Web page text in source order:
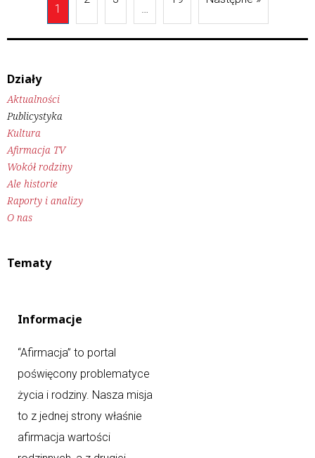
1
Działy
Aktualności
Publicystyka
Kultura
Afirmacja TV
Wokół rodziny
Ale historie
Raporty i analizy
O nas
Tematy
Informacje
“Afirmacja” to portal
poświęcony problematyce
życia i rodziny. Nasza misja
to z jednej strony właśnie
afirmacja wartości